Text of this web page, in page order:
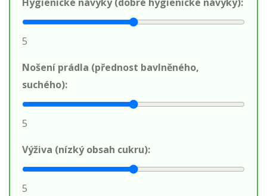
5
Nošení prádla (přednost bavlněného,
suchého):
5
Výživa (nízký obsah cukru):
5